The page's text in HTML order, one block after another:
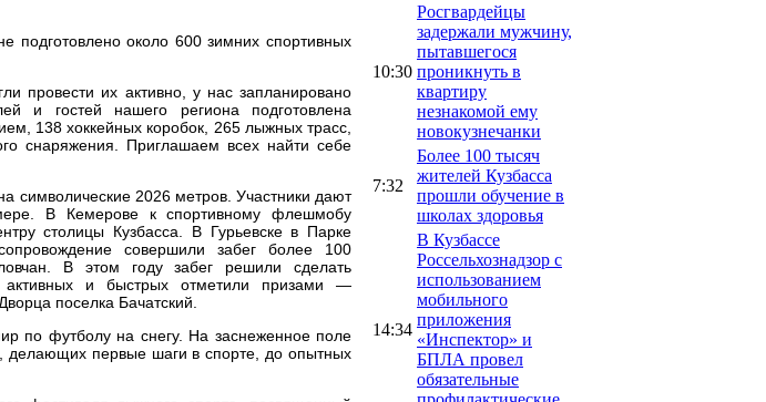
подготовлено около 600 зимних спортивных
провести их активно, у нас запланировано
и гостей нашего региона подготовлена
138 хоккейных коробок, 265 лыжных трасс,
снаряжения. Приглашаем всех найти себе
символические 2026 метров. Участники дают
В Кемерове к спортивному флешмобу
столицы Кузбасса. В Гурьевске в Парке
совершили забег более 100
В этом году забег решили сделать
и быстрых отметили призами —
поселка Бачатский.
по футболу на снегу. На заснеженное поле
делающих первые шаги в спорте, до опытных
10:30
Росгвардейцы
задержали мужчину,
пытавшегося
проникнуть в
квартиру
незнакомой ему
новокузнечанки
7:32
Более 100 тысяч
жителей Кузбасса
прошли обучение в
школах здоровья
14:34
В Кузбассе
Россельхознадзор с
использованием
мобильного
приложения
«Инспектор» и
БПЛА провел
обязательные